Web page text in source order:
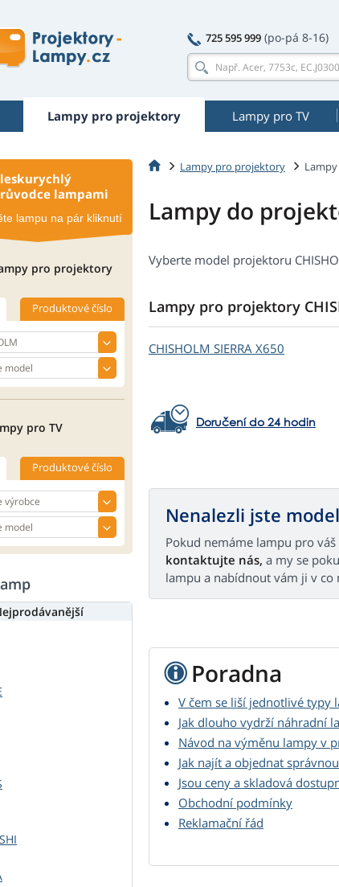
725 595 999 (po-pá 8-16)
Lampy pro projektory Lampy pro TV
Lampy pro projektory
Lampy do
Vyberte model projektoru
Lampy pro projektory
CHISHOLM SIERRA X650
Doručení do 24 hodin
Nenalezli jste
Pokud nemáme lampu pro
kontaktujte nás, a my se
lampu a nabídnout vám ji v co
Poradna
V čem se liší jednotlivé typy
Jak dlouho vydrží náhradní
Návod na výměnu lampy v
Jak najít a objednat
Jsou ceny a skladová
Obchodní podmínky
Reklamační řád
lampami
lampu na pár kliknutí
pro projektory
Produktové číslo
pro TV
Produktové číslo